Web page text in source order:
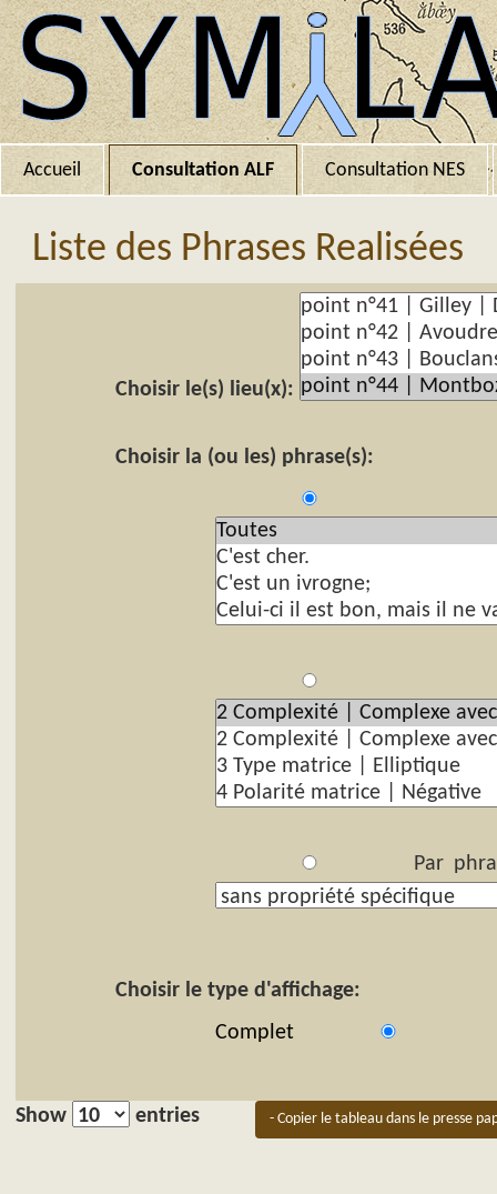
Accueil Consultation ALF Consultation NES
Liste des Phrases Realisées
Choisir le(s) lieu(x):
Choisir la (ou les) phrase(s):
Par
Choisir le type d'affichage:
Complet
Show entries - Copier le tableau dans le presse